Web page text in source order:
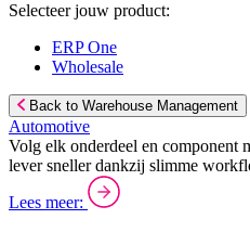
Selecteer jouw product:
ERP One
Wholesale
Back to Warehouse Management
Automotive
Volg elk onderdeel en component
lever sneller dankzij slimme
Lees meer: